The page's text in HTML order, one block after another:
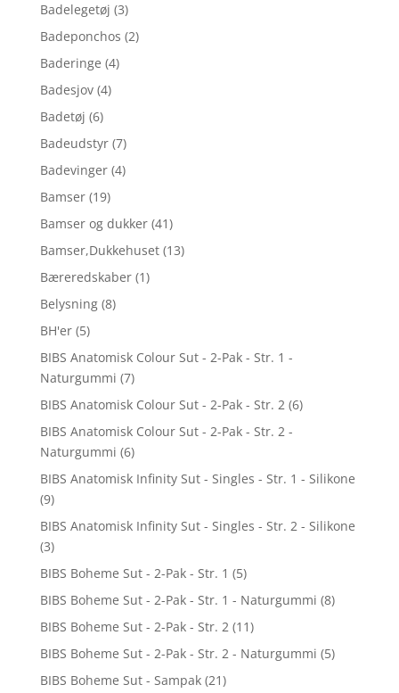
Badelegetøj (3)
Badeponchos (2)
Baderinge (4)
Badesjov (4)
Badetøj (6)
Badeudstyr (7)
Badevinger (4)
Bamser (19)
Bamser og dukker (41)
Bamser,Dukkehuset (13)
Bæreredskaber (1)
Belysning (8)
BH'er (5)
BIBS Anatomisk Colour Sut - 2-Pak - Str. 1 -
Naturgummi (7)
BIBS Anatomisk Colour Sut - 2-Pak - Str. 2 (6)
BIBS Anatomisk Colour Sut - 2-Pak - Str. 2 -
Naturgummi (6)
BIBS Anatomisk Infinity Sut - Singles - Str. 1 - Silikone
(9)
BIBS Anatomisk Infinity Sut - Singles - Str. 2 - Silikone
(3)
BIBS Boheme Sut - 2-Pak - Str. 1 (5)
BIBS Boheme Sut - 2-Pak - Str. 1 - Naturgummi (8)
BIBS Boheme Sut - 2-Pak - Str. 2 (11)
BIBS Boheme Sut - 2-Pak - Str. 2 - Naturgummi (5)
BIBS Boheme Sut - Sampak (21)